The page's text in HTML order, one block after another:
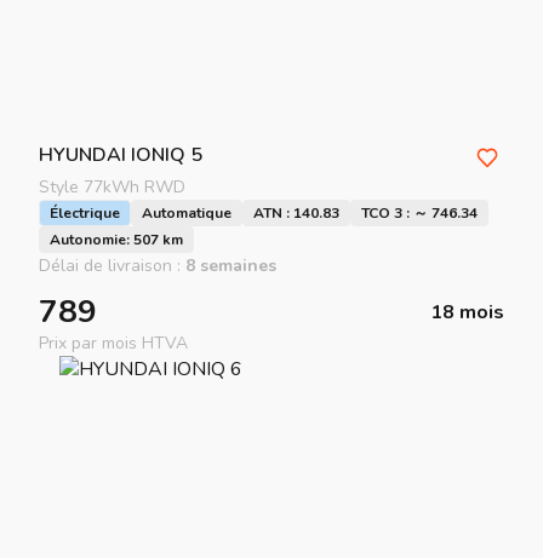
HYUNDAI IONIQ 5
Style 77kWh RWD
Électrique Automatique ATN : 140.83
TCO 3 : ～ 746.34
Autonomie: 507 km
Délai de livraison : 8 semaines
789 18 mois
Prix par mois HTVA